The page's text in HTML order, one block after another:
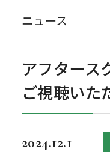
ニュース
アフタース
ご視聴いた
2024.12.1